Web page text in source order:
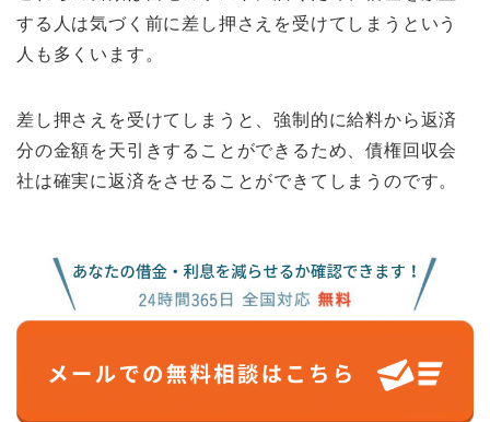
する人は気づく前に差し押さえを受けてしまうという
人も多くいます。
差し押さえを受けてしまうと、強制的に給料から返済
分の金額を天引きすることができるため、債権回収会
社は確実に返済をさせることができてしまうのです。